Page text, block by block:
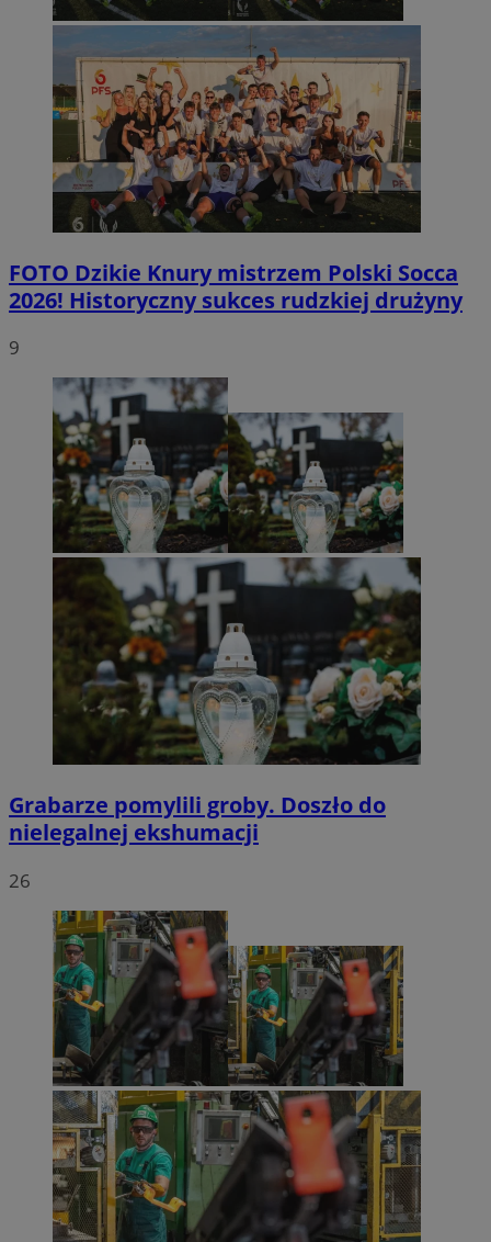
FOTO Dzikie Knury mistrzem Polski Socca
2026! Historyczny sukces rudzkiej drużyny
9
Grabarze pomylili groby. Doszło do
nielegalnej ekshumacji
26